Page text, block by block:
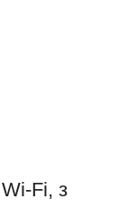
Fi, з